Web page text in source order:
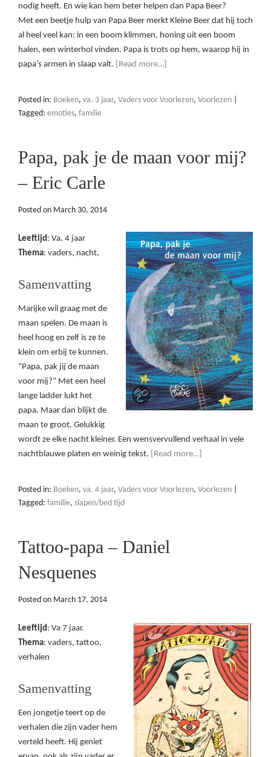
nodig heeft. En wie kan hem beter helpen dan Papa Beer?
Met een beetje hulp van Papa Beer merkt Kleine Beer dat hij toch
al heel veel kan: in een boom klimmen, honing uit een boom
halen, een winterhol vinden. Papa is trots op hem, waarop hij in
papa’s armen in slaap valt.
[Read more…]
Posted in: Boeken, va. 3 jaar, Vaders voor Voorlezen, Voorlezen
Tagged: emoties, familie
Papa, pak je de maan voor mij?
– Eric Carle
Posted on March 30, 2014
Leeftijd: Va. 4 jaar
Thema: vaders, nacht,
Samenvatting
Marijke wil graag met de
maan spelen. De maan is
heel hoog en zelf is ze te
klein om erbij te kunnen.
“Papa, pak jij de maan
voor mij?” Met een heel
lange ladder lukt het
papa. Maar dan blijkt de
maan te groot. Gelukkig
wordt ze elke nacht kleiner. Een wensvervullend verhaal in vele
nachtblauwe platen en weinig tekst.
[Read more…]
Posted in: Boeken, va. 4 jaar, Vaders voor Voorlezen, Voorlezen
Tagged: familie, slapen/bed tijd
Tattoo-papa – Daniel
Nesquenes
Posted on March 17, 2014
Leeftijd: Va 7 jaar.
Thema: vaders, tattoo,
verhalen
Samenvatting
Een jongetje teert op de
verhalen die zijn vader hem
verteld heeft. Hij geniet